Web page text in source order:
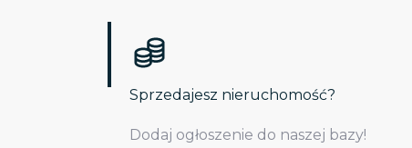
Sprzedajesz nieruchomość?
Dodaj ogłoszenie do naszej bazy!